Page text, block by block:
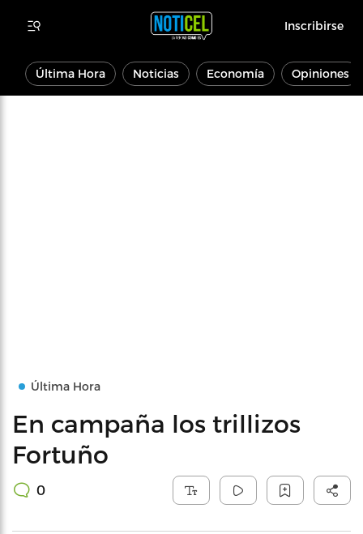
Inscribirse
Última Hora Noticias Economía Opiniones
Última Hora
En campaña los trillizos
Fortuño
0